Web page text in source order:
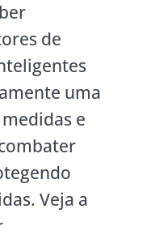
de
uma
e
Veja a